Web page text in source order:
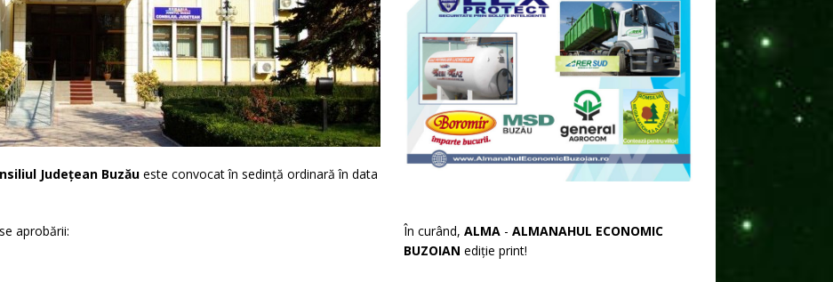
Județean Buzău este convocat în sedință ordinară în data
aprobării: În curând, ALMA - ALMANAHUL ECONOMIC
BUZOIAN ediție print!